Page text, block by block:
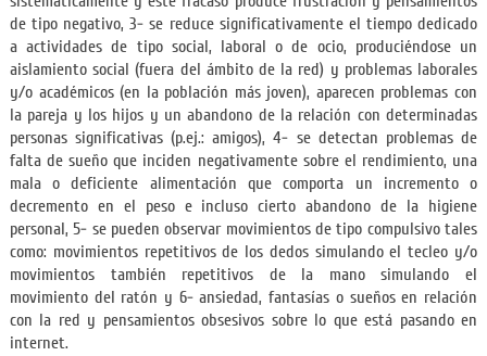
de tipo negativo, 3- se reduce significativamente el tiempo dedicado
a actividades de tipo social, laboral o de ocio, produciéndose un
aislamiento social (fuera del ámbito de la red) y problemas laborales
y/o académicos (en la población más joven), aparecen problemas con
la pareja y los hijos y un abandono de la relación con determinadas
personas significativas (p.ej.: amigos), 4- se detectan problemas de
falta de sueño que inciden negativamente sobre el rendimiento, una
mala o deficiente alimentación que comporta un incremento o
decremento en el peso e incluso cierto abandono de la higiene
personal, 5- se pueden observar movimientos de tipo compulsivo tales
como: movimientos repetitivos de los dedos simulando el tecleo y/o
movimientos también repetitivos de la mano simulando el
movimiento del ratón y 6- ansiedad, fantasías o sueños en relación
con la red y pensamientos obsesivos sobre lo que está pasando en
internet.